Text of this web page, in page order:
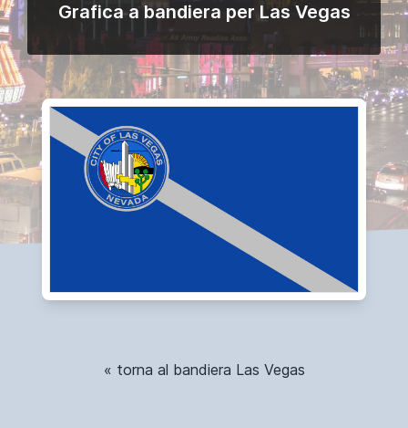
Grafica a bandiera per Las Vegas
« torna al bandiera Las Vegas